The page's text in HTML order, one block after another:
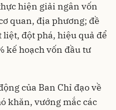
hiện giải ngân vốn
quan, địa phương; đề
đột phá, hiệu quả để
kế hoạch vốn đầu tư
của Ban Chỉ đạo về
khăn, vướng mắc các